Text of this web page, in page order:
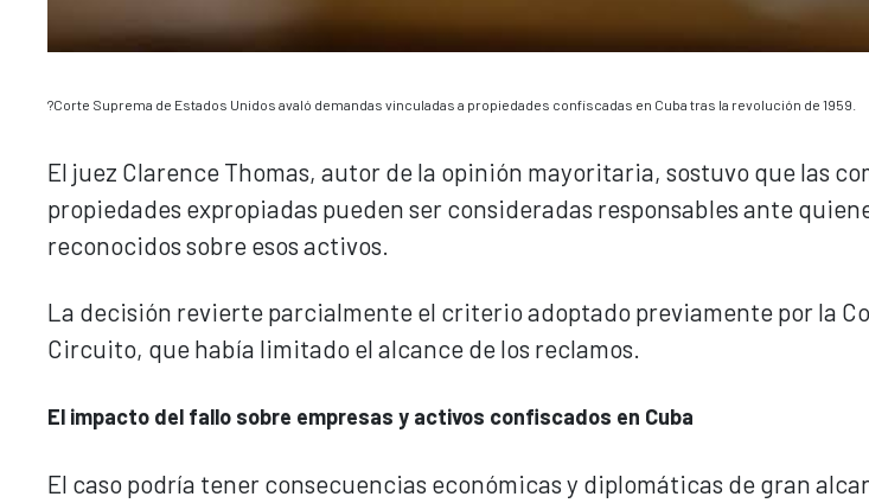
?Corte Suprema de Estados Unidos avaló demandas vinculadas a propiedades confiscadas en Cuba tras la revolución de 1959.
El juez Clarence Thomas, autor de la opinión mayoritaria, sostuvo que las
propiedades expropiadas pueden ser consideradas responsables ante
reconocidos sobre esos activos.
La decisión revierte parcialmente el criterio adoptado previamente por la
Circuito, que había limitado el alcance de los reclamos.
El impacto del fallo sobre empresas y activos confiscados en Cuba
El caso podría tener consecuencias económicas y diplomáticas de gran